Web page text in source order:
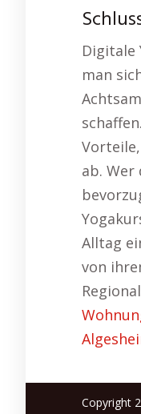
Digitale
man
ab.
Alltag
von
Copyright